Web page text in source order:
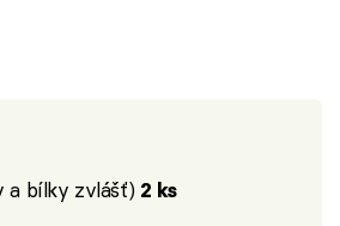
a bílky zvlášť) 2 ks